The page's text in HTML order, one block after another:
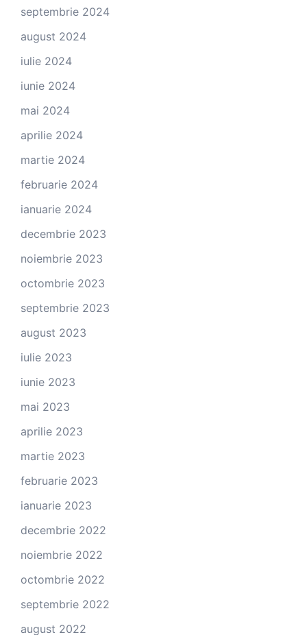
septembrie 2024
august 2024
iulie 2024
iunie 2024
mai 2024
aprilie 2024
martie 2024
februarie 2024
ianuarie 2024
decembrie 2023
noiembrie 2023
octombrie 2023
septembrie 2023
august 2023
iulie 2023
iunie 2023
mai 2023
aprilie 2023
martie 2023
februarie 2023
ianuarie 2023
decembrie 2022
noiembrie 2022
octombrie 2022
septembrie 2022
august 2022